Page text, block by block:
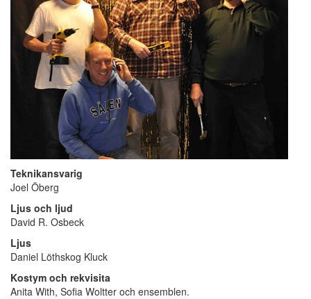
Teknikansvarig
Joel Öberg
Ljus och ljud
David R. Osbeck
Ljus
Daniel Löthskog Kluck
Kostym och rekvisita
Anita With, Sofia Woltter och ensemblen.